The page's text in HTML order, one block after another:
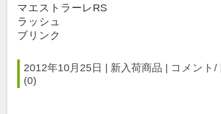
マエストラーレRS
ラッシュ
ブリンク
2012年10月25日 | 新入荷商品 | コメント/
(0)